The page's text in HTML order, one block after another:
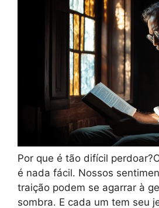
Por que é tão difícil
é nada fácil. Nossos
traição podem se agarrar à
sombra. E cada um tem seu